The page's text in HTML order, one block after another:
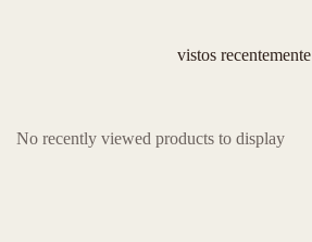
vistos recentemente
No recently viewed products to display